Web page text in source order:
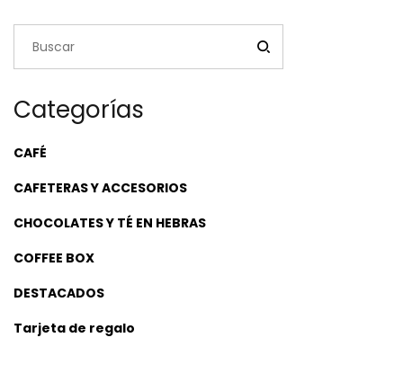
Categorías
CAFÉ
CAFETERAS Y ACCESORIOS
CHOCOLATES Y TÉ EN HEBRAS
COFFEE BOX
DESTACADOS
Tarjeta de regalo